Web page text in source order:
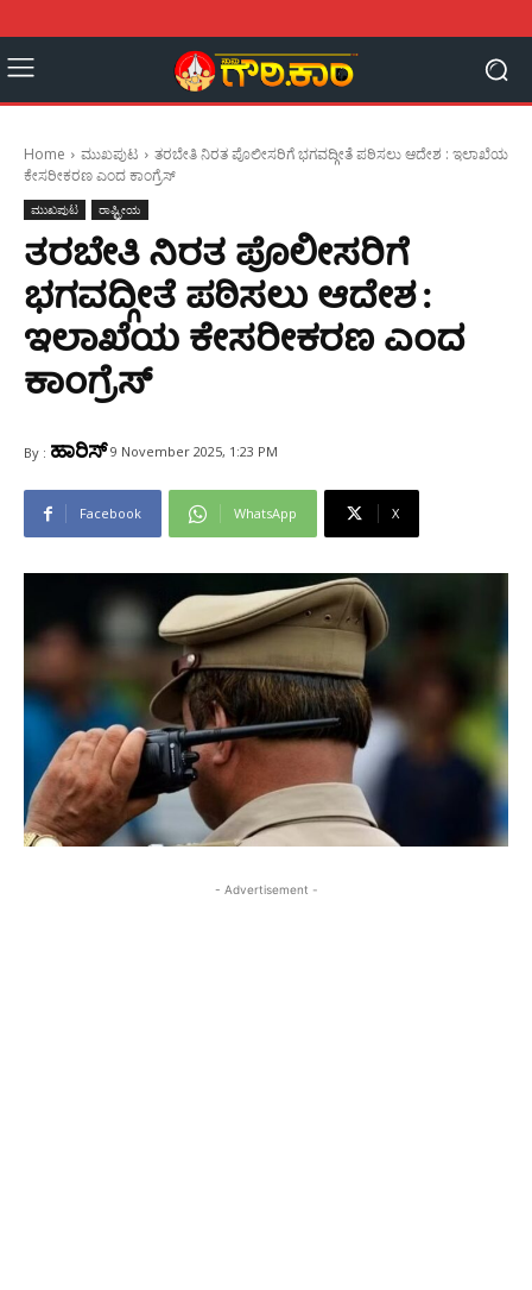
Home ಮುಖಪುಟ
ತರಬೇತಿ ನಿರತ ಪೊಲೀಸರಿಗೆ ಭಗವದ್ಗೀತೆ ಪಠಿಸಲು ಆದೇಶ : ಇಲಾಖೆಯ
ಕೇಸರೀಕರಣ ಎಂದ ಕಾಂಗ್ರೆಸ್
ಮುಖಪುಟ ರಾಷ್ಟ್ರೀಯ
ತರಬೇತಿ ನಿರತ ಪೊಲೀಸರಿಗೆ
ಭಗವದ್ಗೀತೆ ಪಠಿಸಲು ಆದೇಶ :
ಇಲಾಖೆಯ ಕೇಸರೀಕರಣ ಎಂದ
ಕಾಂಗ್ರೆಸ್
By : ಹಾರಿಸ್ 9 November 2025, 1:23 PM
Facebook WhatsApp X
- Advertisement -